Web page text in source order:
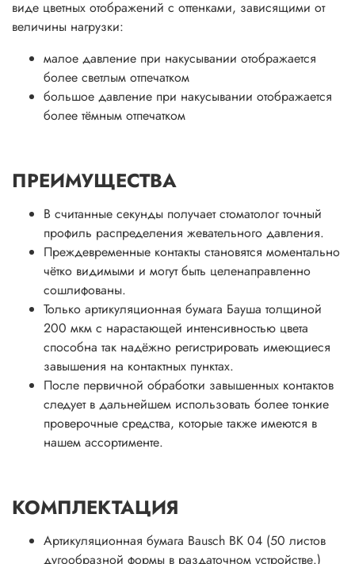
виде цветных отображений с оттенками, зависящими от
величины нагрузки:
малое давление при накусывании отображается
более светлым отпечатком
большое давление при накусывании отображается
более тёмным отпечатком
ПРЕИМУЩЕСТВА
В считанные секунды получает стоматолог точный
профиль распределения жевательного давления.
Преждевременные контакты становятся моментально
чётко видимыми и могут быть целенаправленно
сошлифованы.
Только артикуляционная бумага Бауша толщиной
200 мкм с нарастающей интенсивностью цвета
способна так надёжно регистрировать имеющиеся
завышения на контактных пунктах.
После первичной обработки завышенных контактов
следует в дальнейшем использовать более тонкие
проверочные средства, которые также имеются в
нашем ассортименте.
КОМПЛЕКТАЦИЯ
Артикуляционная бумага Bausch BK 04 (50 листов
дугообразной формы в раздаточном устройстве.)